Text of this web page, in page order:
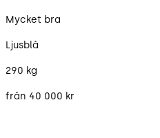
Mycket bra
Ljusblå
290 kg
från 40 000 kr